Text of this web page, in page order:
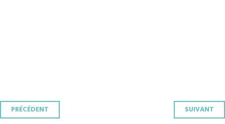
Navigation
PRÉCÉDENT SUIVANT